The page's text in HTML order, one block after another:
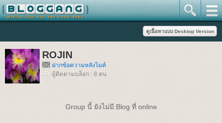
ROJIN
ฝากข้อความหลังไมค์
ผู้ติดตามบล็อก : 8 คน
Group นี้ ยังไม่มี Blog ที่ online